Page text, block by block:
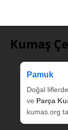
Kumaş
Pamuk
Doğal
ve Parça
kumas.org